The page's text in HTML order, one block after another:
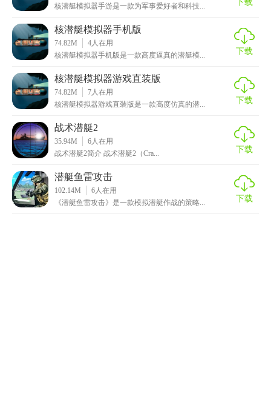
核潜艇模拟器手游是一款为军事爱好者和科技...
下载
核潜艇模拟器手机版
74.82M 4人在用
核潜艇模拟器手机版是一款高度逼真的潜艇模...
下载
核潜艇模拟器游戏直装版
74.82M 7人在用
核潜艇模拟器游戏直装版是一款高度仿真的潜...
下载
战术潜艇2
35.94M 6人在用
战术潜艇2简介 战术潜艇2（Cra...
下载
潜艇鱼雷攻击
102.14M 6人在用
《潜艇鱼雷攻击》是一款模拟潜艇作战的策略...
下载